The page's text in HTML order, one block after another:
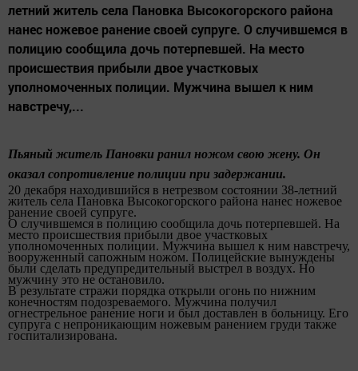
летний житель села Пановка Высокогорского района
нанес ножевое ранение своей супруге. О случившемся в
полицию сообщила дочь потерпевшей. На место
происшествия прибыли двое участковых
уполномоченных полиции. Мужчина вышел к ним
навстречу,...
Пьяный житель Пановки ранил ножом свою жену. Он
оказал сопротивление полиции при задержании.
20 декабря находившийся в нетрезвом состоянии 38-летний
житель села Пановка Высокогорского района нанес ножевое
ранение своей супруге.
О случившемся в полицию сообщила дочь потерпевшей. На
место происшествия прибыли двое участковых
уполномоченных полиции. Мужчина вышел к ним навстречу,
вооруженный сапожным ножом. Полицейские вынуждены
были сделать предупредительный выстрел в воздух. Но
мужчину это не остановило.
В результате стражи порядка открыли огонь по нижним
конечностям подозреваемого. Мужчина получил
огнестрельное ранение ноги и был доставлен в больницу. Его
супруга с непроникающим ножевым ранением груди также
госпитализирована.